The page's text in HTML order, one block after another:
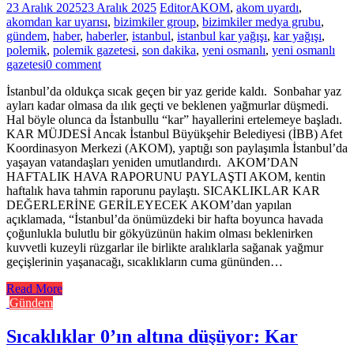
23 Aralık 202523 Aralık 2025 EditorAKOM, akom uyardı,
akomdan kar uyarısı, bizimkiler group, bizimkiler medya grubu,
gündem, haber, haberler, istanbul, istanbul kar yağışı, kar yağışı,
polemik, polemik gazetesi, son dakika, yeni osmanlı, yeni osmanlı
gazetesi0 comment
İstanbul’da oldukça sıcak geçen bir yaz geride kaldı. Sonbahar yaz
ayları kadar olmasa da ılık geçti ve beklenen yağmurlar düşmedi.
Hal böyle olunca da İstanbullu “kar” hayallerini ertelemeye başladı.
KAR MÜJDESİ Ancak İstanbul Büyükşehir Belediyesi (İBB) Afet
Koordinasyon Merkezi (AKOM), yaptığı son paylaşımla İstanbul’da
yaşayan vatandaşları yeniden umutlandırdı. AKOM’DAN
HAFTALIK HAVA RAPORUNU PAYLAŞTI AKOM, kentin
haftalık hava tahmin raporunu paylaştı. SICAKLIKLAR KAR
DEĞERLERİNE GERİLEYECEK AKOM’dan yapılan
açıklamada, “İstanbul’da önümüzdeki bir hafta boyunca havada
çoğunlukla bulutlu bir gökyüzünün hakim olması beklenirken
kuvvetli kuzeyli rüzgarlar ile birlikte aralıklarla sağanak yağmur
geçişlerinin yaşanacağı, sıcaklıkların cuma gününden…
Read More
Gündem
Sıcaklıklar 0’ın altına düşüyor: Kar